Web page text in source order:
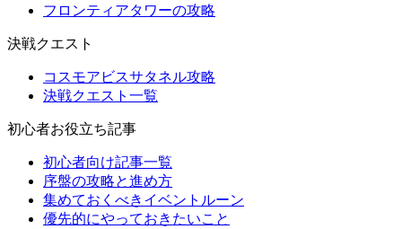
フロンティアタワーの攻略
決戦クエスト
コスモアビスサタネル攻略
決戦クエスト一覧
初心者お役立ち記事
初心者向け記事一覧
序盤の攻略と進め方
集めておくべきイベントルーン
優先的にやっておきたいこと